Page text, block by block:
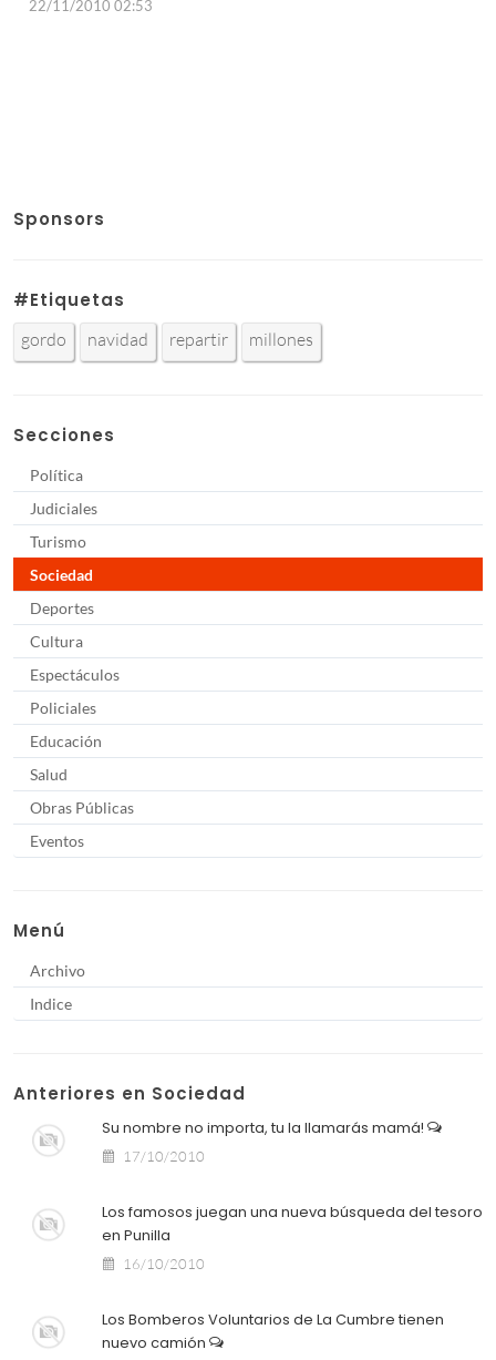
22/11/2010 02:53
Sponsors
#Etiquetas
gordo navidad repartir millones
Secciones
Política
Judiciales
Turismo
Sociedad
Deportes
Cultura
Espectáculos
Policiales
Educación
Salud
Obras Públicas
Eventos
Menú
Archivo
Indice
Anteriores en Sociedad
Su nombre no importa, tu la llamarás mamá!
17/10/2010
Los famosos juegan una nueva búsqueda del tesoro
en Punilla
16/10/2010
Los Bomberos Voluntarios de La Cumbre tienen
nuevo camión